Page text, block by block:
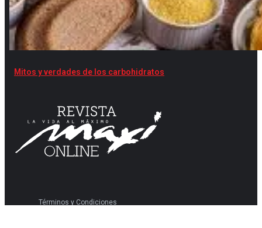
Mitos y verdades de los carbohidratos
Términos y Condiciones